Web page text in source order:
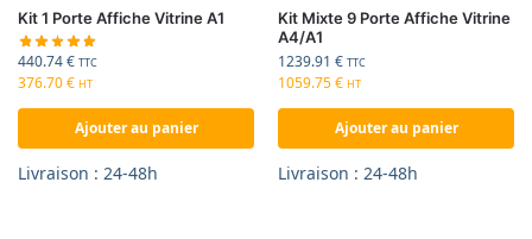
Kit 1 Porte Affiche Vitrine A1
440.74€ TTC
376.70€ HT
Ajouter au panier
Livraison : 24-48h
Kit Mixte 9 Porte Affiche Vitrine
A4/A1
1239.91 € TTC
1059.75€ HT
Ajouter au panier
Livraison : 24-48h